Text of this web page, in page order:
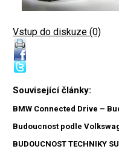
Vstup do diskuze (0)
Související články:
BMW Connected Drive –
Budoucnost podle
BUDOUCNOST TECHNIKY